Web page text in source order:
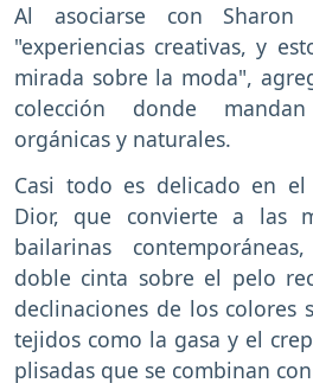
Al asociarse con Sharon
"experiencias creativas, y
mirada sobre la moda",
colección donde
orgánicas y naturales.
Casi todo es delicado en
Dior, que convierte a las
bailarinas
doble cinta sobre el pelo
declinaciones de los colores
tejidos como la gasa y el
plisadas que se combinan